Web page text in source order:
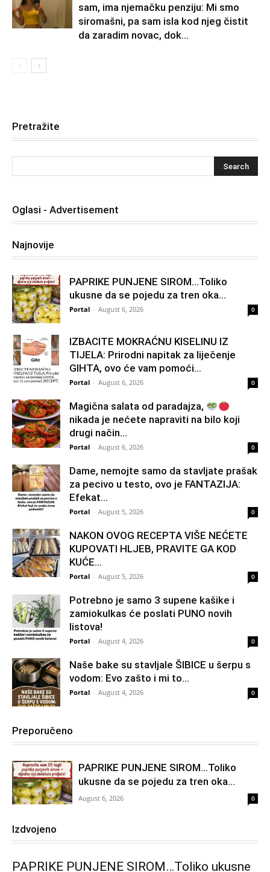
sam, ima njemačku penziju: Mi smo
siromašni, pa sam isla kod njeg čistit
da zaradim novac, dok...
Pretražite
Oglasi - Advertisement
Najnovije
PAPRIKE PUNJENE SIROM…Toliko
ukusne da se pojedu za tren oka…
Portal - August 6, 2026 0
IZBACITE MOKRAĆNU KISELINU IZ
TIJELA: Prirodni napitak za liječenje
GIHTA, ovo će vam pomoći...
Portal - August 6, 2026 0
Magična salata od paradajza,
nikada je nećete napraviti na bilo koji
drugi način…
Portal - August 6, 2026 0
Dame, nemojte samo da stavljate prašak
za pecivo u testo, ovo je FANTAZIJA:
Efekat...
Portal - August 5, 2026 0
NAKON OVOG RECEPTA VIŠE NEĆETE
KUPOVATI HLJEB, PRAVITE GA KOD
KUĆE…
Portal - August 5, 2026 0
Potrebno je samo 3 supene kašike i
zamiokulkas će poslati PUNO novih
listova!
Portal - August 4, 2026 0
Naše bake su stavljale ŠIBICE u šerpu s
vodom: Evo zašto i mi to...
Portal - August 4, 2026 0
Preporučeno
PAPRIKE PUNJENE SIROM…Toliko
ukusne da se pojedu za tren oka…
August 6, 2026 0
Izdvojeno
PAPRIKE PUNJENE SIROM…Toliko ukusne